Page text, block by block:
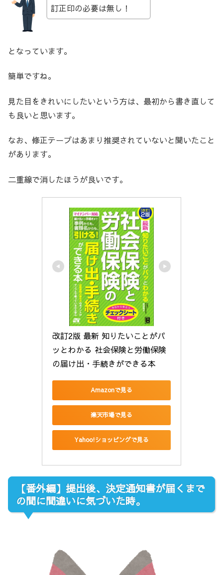
訂正印の必要は無し！
となっています。
簡単ですね。
見た目をきれいにしたいという方は、最初から書き直して
も良いと思います。
なお、修正テープはあまり推奨されていないと聞いたこと
があります。
二重線で消したほうが良いです。
改訂2版 最新 知りたいことがパ
ッとわかる 社会保険と労働保険
の届け出・手続きができる本
Amazonで見る
楽天市場で見る
Yahoo!ショッピングで見る
【番外編】提出後、決定通知書が届くまで
の間に間違いに気づいた時。